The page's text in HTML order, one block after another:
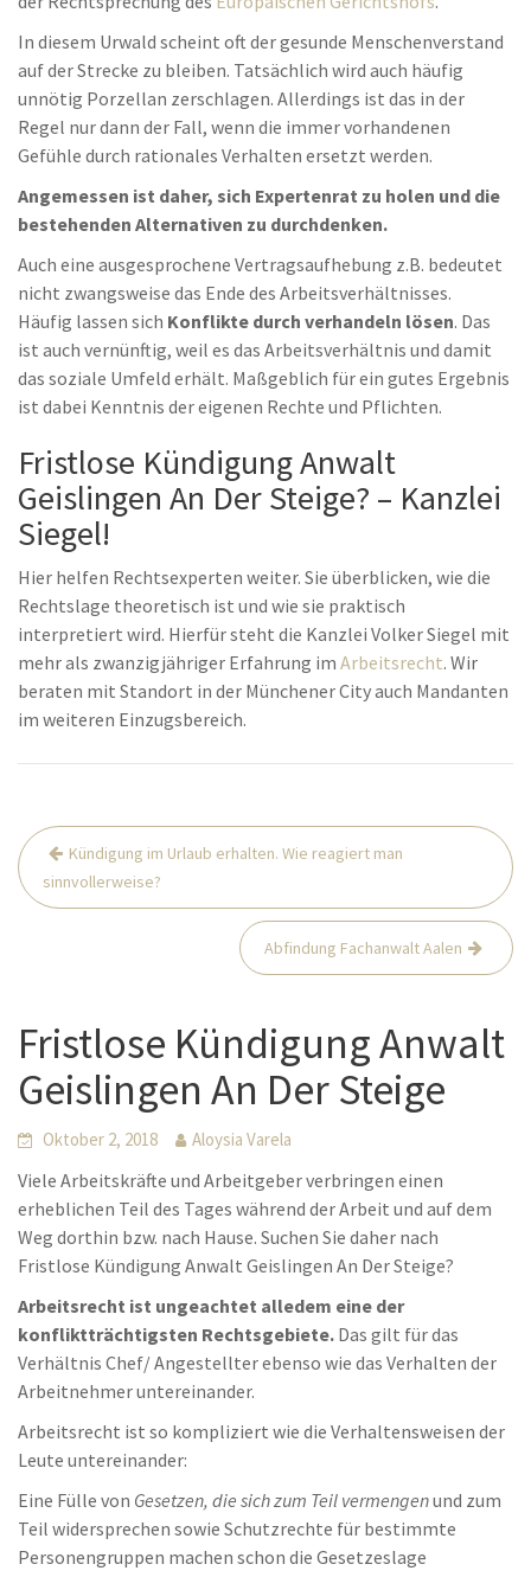
In diesem Urwald scheint oft der gesunde Menschenverstand
auf der Strecke zu bleiben. Tatsächlich wird auch häufig
unnötig Porzellan zerschlagen. Allerdings ist das in der
Regel nur dann der Fall, wenn die immer vorhandenen
Gefühle durch rationales Verhalten ersetzt werden.
Angemessen ist daher, sich Expertenrat zu holen und die
bestehenden Alternativen zu durchdenken.
Auch eine ausgesprochene Vertragsaufhebung z.B. bedeutet
nicht zwangsweise das Ende des Arbeitsverhältnisses.
Häufig lassen sich Konflikte durch verhandeln lösen. Das
ist auch vernünftig, weil es das Arbeitsverhältnis und damit
das soziale Umfeld erhält. Maßgeblich für ein gutes Ergebnis
ist dabei Kenntnis der eigenen Rechte und Pflichten.
Fristlose Kündigung Anwalt
Geislingen An Der Steige? – Kanzlei
Siegel!
Hier helfen Rechtsexperten weiter. Sie überblicken, wie die
Rechtslage theoretisch ist und wie sie praktisch
interpretiert wird. Hierfür steht die Kanzlei Volker Siegel mit
mehr als zwanzigjähriger Erfahrung im Arbeitsrecht. Wir
beraten mit Standort in der Münchener City auch Mandanten
im weiteren Einzugsbereich.
Beitrags-
Navigation
Kündigung im Urlaub erhalten. Wie reagiert man
sinnvollerweise?
Abfindung Fachanwalt Aalen
Fristlose Kündigung Anwalt
Geislingen An Der Steige
Oktober 2, 2018 Aloysia Varela
Viele Arbeitskräfte und Arbeitgeber verbringen einen
erheblichen Teil des Tages während der Arbeit und auf dem
Weg dorthin bzw. nach Hause. Suchen Sie daher nach
Fristlose Kündigung Anwalt Geislingen An Der Steige?
Arbeitsrecht ist ungeachtet alledem eine der
konfliktträchtigsten Rechtsgebiete. Das gilt für das
Verhältnis Chef/ Angestellter ebenso wie das Verhalten der
Arbeitnehmer untereinander.
Arbeitsrecht ist so kompliziert wie die Verhaltensweisen der
Leute untereinander:
Eine Fülle von Gesetzen, die sich zum Teil vermengenund zum
Teil widersprechen sowie Schutzrechte für bestimmte
Personengruppen machen schon die Gesetzeslage